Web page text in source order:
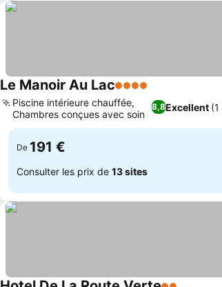
Le Manoir Au Lac4 Étoiles
8,8Excellent
Piscine intérieure chauffée,
Chambres conçues avec soin
De 191 €
Consulter les prix de 13 sites